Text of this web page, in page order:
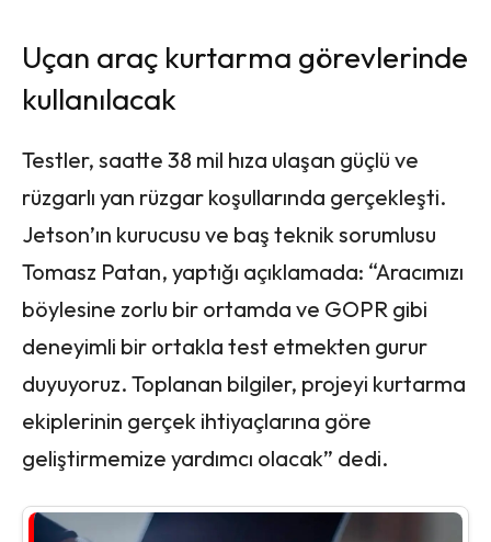
Uçan araç kurtarma görevlerinde
kullanılacak
Testler, saatte 38 mil hıza ulaşan güçlü ve
rüzgarlı yan rüzgar koşullarında gerçekleşti.
Jetson’ın kurucusu ve baş teknik sorumlusu
Tomasz Patan, yaptığı açıklamada: “Aracımızı
böylesine zorlu bir ortamda ve GOPR gibi
deneyimli bir ortakla test etmekten gurur
duyuyoruz. Toplanan bilgiler, projeyi kurtarma
ekiplerinin gerçek ihtiyaçlarına göre
geliştirmemize yardımcı olacak” dedi.